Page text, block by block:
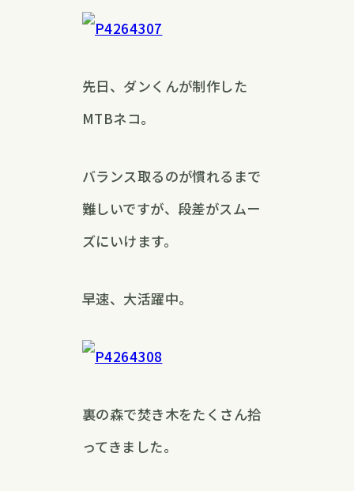
先日、ダンくんが制作した
MTBネコ。
バランス取るのが慣れるまで
難しいですが、段差がスムー
ズにいけます。
早速、大活躍中。
裏の森で焚き木をたくさん拾
ってきました。